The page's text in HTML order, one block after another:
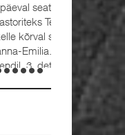
(56)